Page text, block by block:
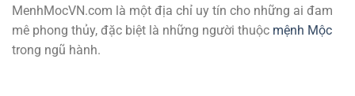
MenhMocVN.com là một địa chỉ uy tín cho những ai đam
mê phong thủy, đặc biệt là những người thuộc mệnh Mộc
trong ngũ hành.